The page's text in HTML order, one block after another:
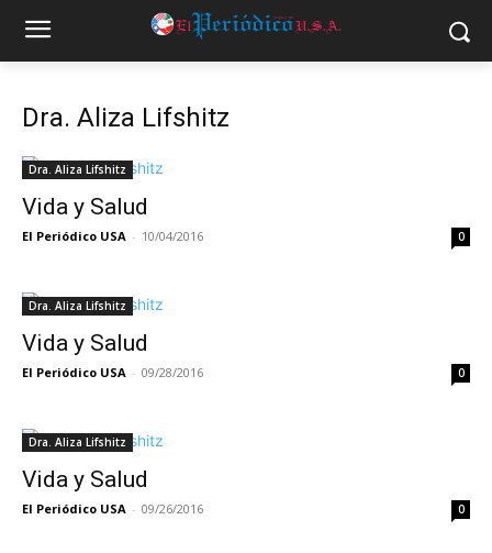
Dra. Aliza Lifshitz
Dra. Aliza Lifshitz
Vida y Salud
El Periódico USA - 10/04/2016 0
Dra. Aliza Lifshitz
Vida y Salud
El Periódico USA - 09/28/2016 0
Dra. Aliza Lifshitz
Vida y Salud
El Periódico USA - 09/26/2016 0